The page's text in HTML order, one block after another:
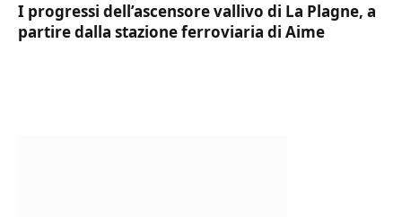
I progressi dell’ascensore vallivo di La Plagne, a
partire dalla stazione ferroviaria di Aime